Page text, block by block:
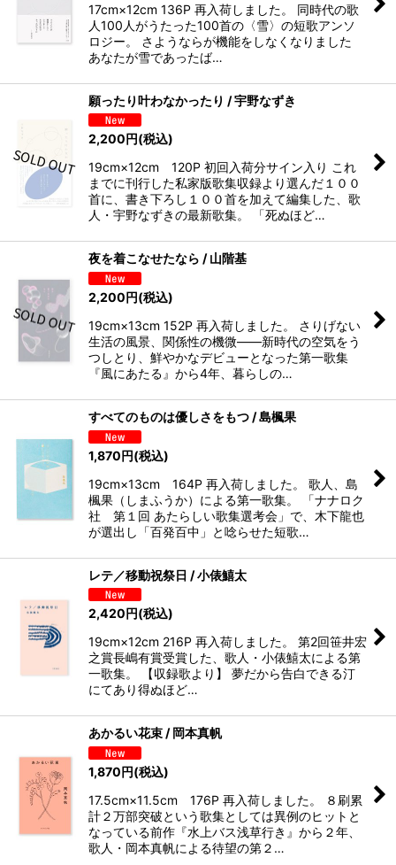
17cm×12cm 136P 再入荷しました。 同時代の歌
人100人がうたった100首の〈雪〉の短歌アンソ
ロジー。 さようならが機能をしなくなりました
あなたが雪であったば…
願ったり叶わなかったり / 宇野なずき
2,200円(税込)
19cm×12cm 120P 初回入荷分サイン入り これ
までに刊行した私家版歌集収録より選んだ１００
首に、書き下ろし１００首を加えて編集した、歌
人・宇野なずきの最新歌集。 「死ぬほど…
夜を着こなせたなら / 山階基
2,200円(税込)
19cm×13cm 152P 再入荷しました。 さりげない
生活の風景、関係性の機微――新時代の空気をう
つしとり、鮮やかなデビューとなった第一歌集
『風にあたる』から4年、暮らしの…
すべてのものは優しさをもつ / 島楓果
1,870円(税込)
19cm×13cm 164P 再入荷しました。 歌人、島
楓果（しまふうか）による第一歌集。 「ナナロク
社 第１回 あたらしい歌集選考会」で、木下龍也
が選出し「百発百中」と唸らせた短歌…
レテ／移動祝祭日 / 小俵鱚太
2,420円(税込)
19cm×12cm 216P 再入荷しました。 第2回笹井宏
之賞長嶋有賞受賞した、歌人・小俵鱚太による第
一歌集。 【収録歌より】 夢だから告白できる汀
にてあり得ぬほど…
あかるい花束 / 岡本真帆
1,870円(税込)
17.5cm×11.5cm 176P 再入荷しました。 ８刷累
計２万部突破という歌集としては異例のヒットと
なっている前作『水上バス浅草行き』から２年、
歌人・岡本真帆による待望の第２…